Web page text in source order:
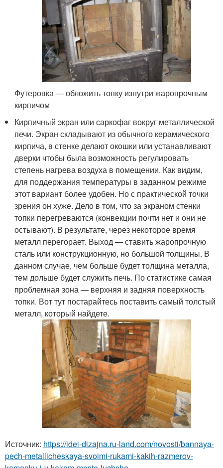
Футеровка — обложить топку изнутри жаропрочным
кирпичом
Кирпичный экран или саркофаг вокруг металлической
печи. Экран складывают из обычного керамического
кирпича, в стенке делают окошки или устанавливают
дверки чтобы была возможность регулировать
степень нагрева воздуха в помещении. Как видим,
для поддержания температуры в заданном режиме
этот вариант более удобен. Но с практической точки
зрения он хуже. Дело в том, что за экраном стенки
топки перегреваются (конвекции почти нет и они не
остывают). В результате, через некоторое время
металл перегорает. Выход — ставить жаропрочную
сталь или конструкционную, но большой толщины. В
данном случае, чем больше будет толщина металла,
тем дольше будет служить печь. По статистике самая
проблемная зона — верхняя и задняя поверхность
топки. Вот тут постарайтесь поставить самый толстый
металл, который найдете.
Источник: https://idei-dizajna.ru-land.com/novosti/bannaya-
pech-metallicheskaya-svoimi-rukami-kakih-razmerov-